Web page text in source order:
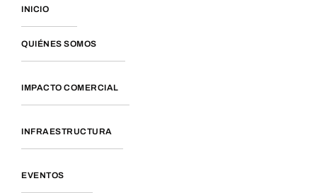
INICIO
QUIÉNES SOMOS
IMPACTO COMERCIAL
INFRAESTRUCTURA
EVENTOS